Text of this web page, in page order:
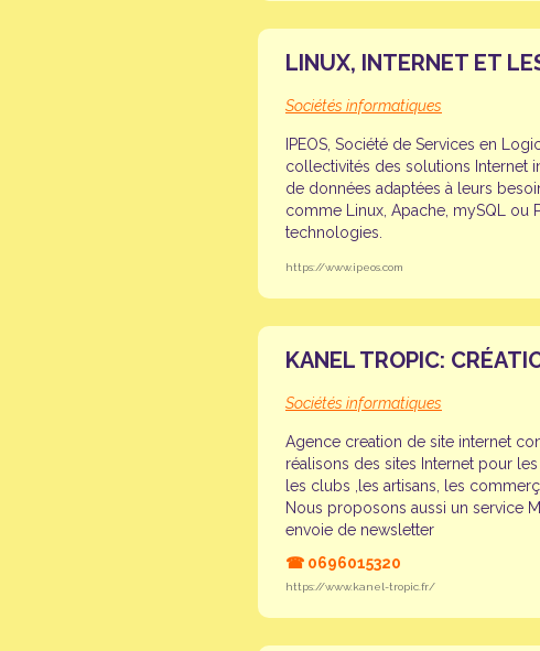
LINUX, INTERNET ET
Sociétés informatiques
IPEOS, Société de Services en
collectivités des solutions Internet
de données adaptées à leurs
comme Linux, Apache, mySQL ou
technologies.
https://www.ipeos.com
KANEL TROPIC:
Sociétés informatiques
Agence creation de site internet
réalisons des sites Internet pour
les clubs ,les artisans, les
Nous proposons aussi un service
envoie de newsletter
☎ 0696015320
https://www.kanel-tropic.fr/